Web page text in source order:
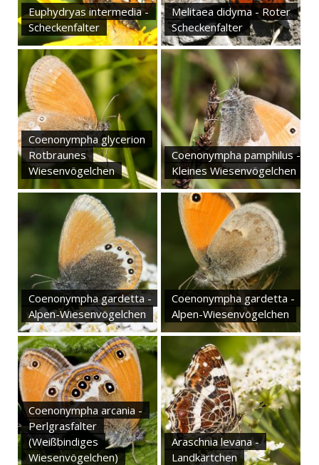
Euphydryas intermedia -
Scheckenfalter
Melitaea didyma - Roter
Scheckenfalter
Coenonympha glycerion
Rotbraunes
Wiesenvögelchen
Coenonympha pamphilus -
Kleines Wiesenvögelchen
Coenonympha gardetta -
Alpen-Wiesenvögelchen
Coenonympha gardetta -
Alpen-Wiesenvögelchen
Coenonympha arcania -
Perlgrasfalter
(Weißbindiges
Wiesenvögelchen)
Araschnia levana -
Landkärtchen